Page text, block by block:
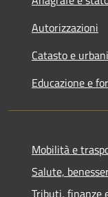
Autorizzazioni
Catasto e
Educazione e
Mobilità e
Salute,
Tributi, finanze